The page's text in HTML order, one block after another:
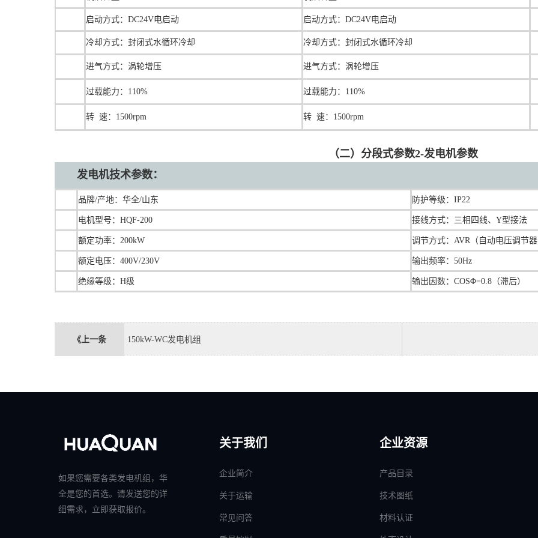
启动方式：DC24V电启动 启动方式：DC24V电启动
冷却方式：封闭式水循环冷却 冷却方式：封闭式水循环冷却
进气方式：涡轮增压 进气方式：涡轮增压
过载能力：110% 过载能力：110%
转 速：1500rpm 转 速：1500rpm
（二）分段式参数2-发电机参数
发电机技术参数：
品牌/产地：华全/山东 防护等级：IP22
电机型号：HQF-200 接线方式：三相四线、Y型接法
额定功率：200kW 调节方式：AVR（自动电压调节
额定电压：400V/230V 输出频率：50Hz
绝缘等级：H级 输出因数：COSΦ=0.8（滞后）
《上一条 150kW-WC发电机组
如果您需要各类发电机组，华
全是您的首选。请发送您的详
细需求，立即获取报价。
关于我们
企业简介
关于运输
常见问答
企业资源
产品目录
技术图纸
材料认证